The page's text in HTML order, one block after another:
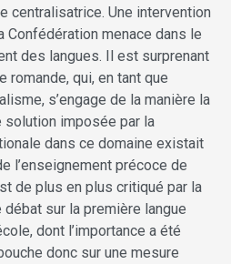
centralisatrice. Une intervention
menace dans le
des langues. Il est surprenant
romande, qui, en tant que
s’engage de la manière la
solution imposée par la
dans ce domaine existait
l’enseignement précoce de
de plus en plus critiqué par la
sur la première langue
dont l’importance a été
donc sur une mesure